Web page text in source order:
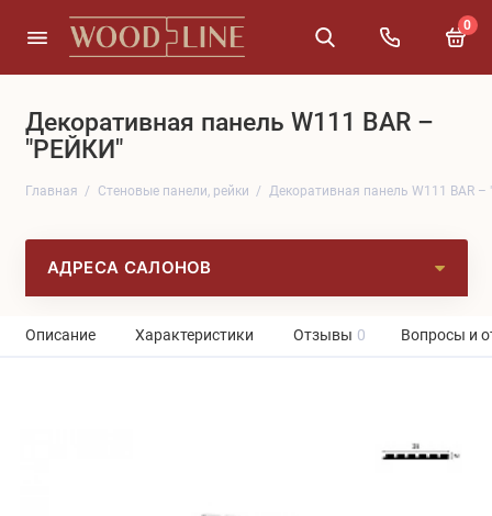
0
Декоративная панель W111 BAR –
"РЕЙКИ"
Главная Cтеновые панели, рейки Декоративная панель W111 BAR
АДРЕСА САЛОНОВ
Описание Характеристики Отзывы 0 Вопросы и